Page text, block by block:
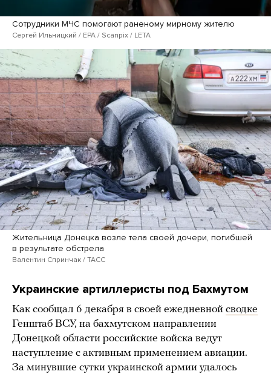
Сотрудники МЧС помогают раненому мирному жителю
Сергей Ильницкий / EPA / Scanpix / LETA
Жительница Донецка возле тела своей дочери, погибшей
в результате обстрела
Валентин Спринчак / ТАСС
Украинские артиллеристы под Бахмутом
Как сообщал 6 декабря в своей ежедневной сводке
Генштаб ВСУ, на бахмутском направлении
Донецкой области российские войска ведут
наступление с активным применением авиации.
За минувшие сутки украинской армии удалось